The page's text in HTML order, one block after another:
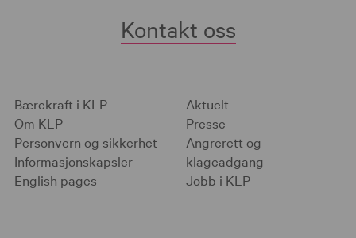
Kontakt oss
Bærekraft i KLP
Om KLP
Personvern og sikkerhet
Informasjonskapsler
English pages
Aktuelt
Presse
Angrerett og
klageadgang
Jobb i KLP